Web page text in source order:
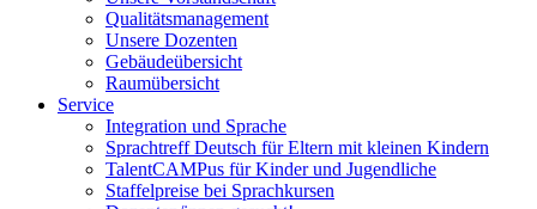
Qualitätsmanagement
Unsere Dozenten
Gebäudeübersicht
Raumübersicht
Service
Integration und Sprache
Sprachtreff Deutsch für Eltern mit kleinen Kindern
TalentCAMPus für Kinder und Jugendliche
Staffelpreise bei Sprachkursen